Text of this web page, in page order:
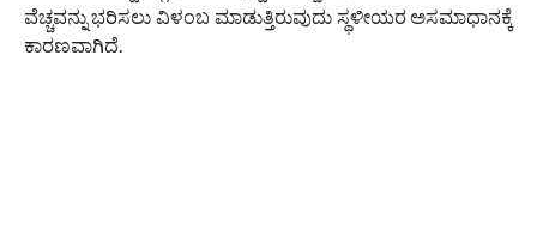
ವೆಚ್ಚವನ್ನು ಭರಿಸಲು ವಿಳಂಬ ಮಾಡುತ್ತಿರುವುದು ಸ್ಥಳೀಯರ ಅಸಮಾಧಾನಕ್ಕೆ
ಕಾರಣವಾಗಿದೆ.